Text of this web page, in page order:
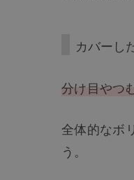
カバーし
分け目やつ
全体的なボ
う。